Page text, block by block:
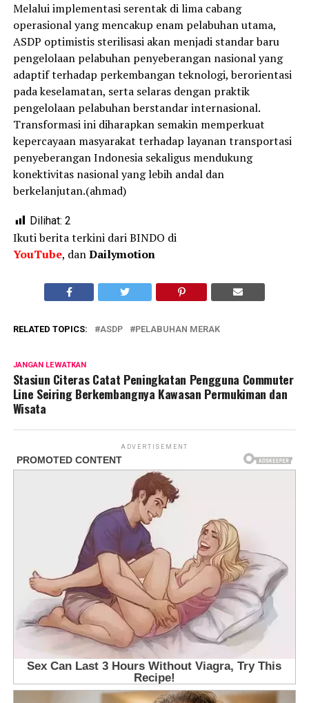
Melalui implementasi serentak di lima cabang
operasional yang mencakup enam pelabuhan utama,
ASDP optimistis sterilisasi akan menjadi standar baru
pengelolaan pelabuhan penyeberangan nasional yang
adaptif terhadap perkembangan teknologi, berorientasi
pada keselamatan, serta selaras dengan praktik
pengelolaan pelabuhan berstandar internasional.
Transformasi ini diharapkan semakin memperkuat
kepercayaan masyarakat terhadap layanan transportasi
penyeberangan Indonesia sekaligus mendukung
konektivitas nasional yang lebih andal dan
berkelanjutan.(ahmad)
Dilihat: 2
Ikuti berita terkini dari BINDO di
YouTube, danDailymotion
RELATED TOPICS: ASDP PELABUHAN MERAK
JANGAN LEWATKAN
Stasiun Citeras Catat Peningkatan Pengguna Commuter
Line Seiring Berkembangnya Kawasan Permukiman dan
Wisata
ADVERTISEMENT